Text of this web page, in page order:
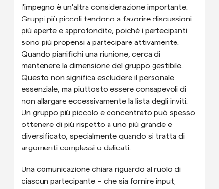
l'impegno è un'altra considerazione importante.
Gruppi più piccoli tendono a favorire discussioni
più aperte e approfondite, poiché i partecipanti
sono più propensi a partecipare attivamente.
Quando pianifichi una riunione, cerca di
mantenere la dimensione del gruppo gestibile.
Questo non significa escludere il personale
essenziale, ma piuttosto essere consapevoli di
non allargare eccessivamente la lista degli inviti.
Un gruppo più piccolo e concentrato può spesso
ottenere di più rispetto a uno più grande e
diversificato, specialmente quando si tratta di
argomenti complessi o delicati.
Una comunicazione chiara riguardo al ruolo di
ciascun partecipante – che sia fornire input,